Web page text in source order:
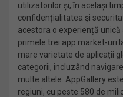
utilizatorilor și, în același
confidențialitatea și
acestora o experiență unică
primele trei app market-uri
mare varietate de aplicații
categorii, incluzând
multe altele. AppGallery
regiuni, cu peste 580 de